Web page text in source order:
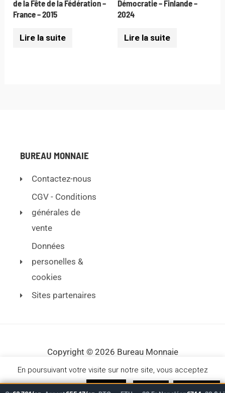
de la Fête de la Fédération –
France – 2015
Lire la suite
Démocratie – Finlande –
2024
Lire la suite
BUREAU MONNAIE
Contactez-nous
CGV - Conditions
générales de
vente
Données
personelles &
cookies
Sites partenaires
Copyright © 2026 Bureau Monnaie
En poursuivant votre visite sur notre site, vous acceptez
l'utilisation de cookies.